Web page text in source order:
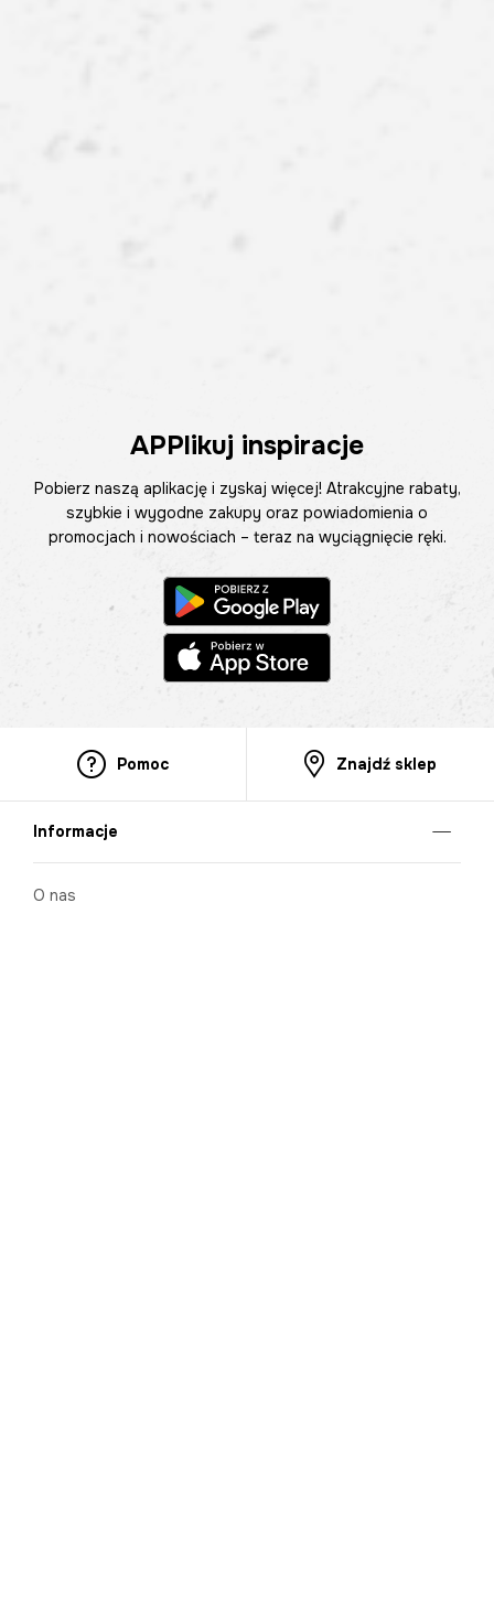
APPlikuj inspiracje
Pobierz naszą aplikację i zyskaj więcej! Atrakcyjne rabaty,
szybkie i wygodne zakupy oraz powiadomienia o
promocjach i nowościach – teraz na wyciągnięcie ręki.
Pomoc Znajdź sklep
Informacje
O nas